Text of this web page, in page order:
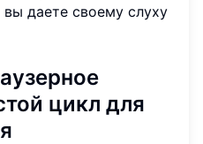
даете своему слуху
цикл для